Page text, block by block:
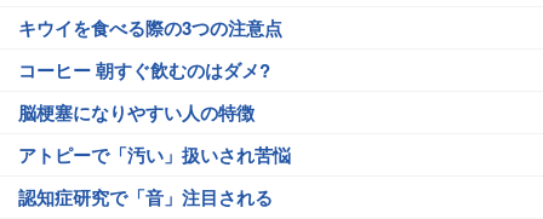
キウイを食べる際の3つの注意点
コーヒー 朝すぐ飲むのはダメ?
脳梗塞になりやすい人の特徴
アトピーで「汚い」扱いされ苦悩
認知症研究で「音」注目される